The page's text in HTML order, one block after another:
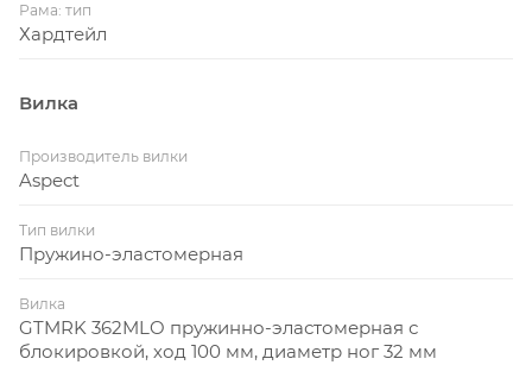
Рост, см
145-160
155-170
175-190
Рама: тип
Хардтейл
Вилка
Производитель вилки
Aspect
Тип вилки
Пружино-эластомерная
Вилка
GTMRK 362MLO пружинно-эластомерная с
блокировкой, ход 100 мм, диаметр ног 32 мм